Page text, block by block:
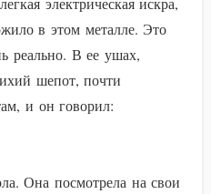
в этом металле. Это
реально. В ее ушах,
шепот, почти
и он говорил:
Она посмотрела на свои